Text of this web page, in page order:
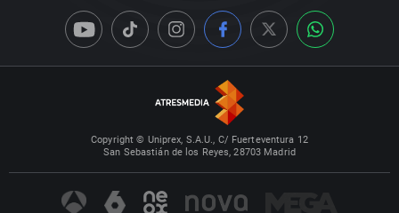
Copyright © Uniprex, S.A.U., C/ Fuerteventura 12
San Sebastián de los Reyes, 28703 Madrid